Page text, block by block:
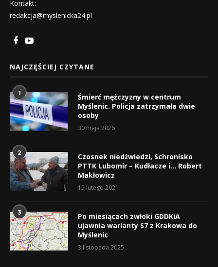
Kontakt:
redakcja@myslenicka24.pl
NAJCZĘŚCIEJ CZYTANE
1
Śmierć mężczyzny w centrum
Myślenic. Policja zatrzymała dwie
osoby
30 maja 2026
2
Czosnek niedźwiedzi, Schronisko
PTTK Lubomir – Kudłacze i… Robert
Makłowicz
15 lutego 2021
3
Po miesiącach zwłoki GDDKiA
ujawnia warianty S7 z Krakowa do
Myślenic
3 listopada 2025